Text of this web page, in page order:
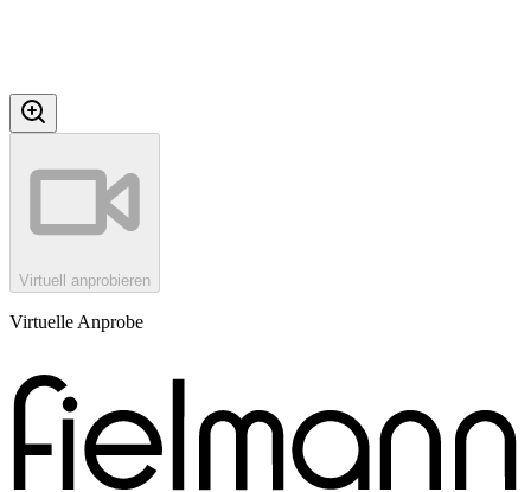
Virtuell anprobieren
Virtuelle Anprobe